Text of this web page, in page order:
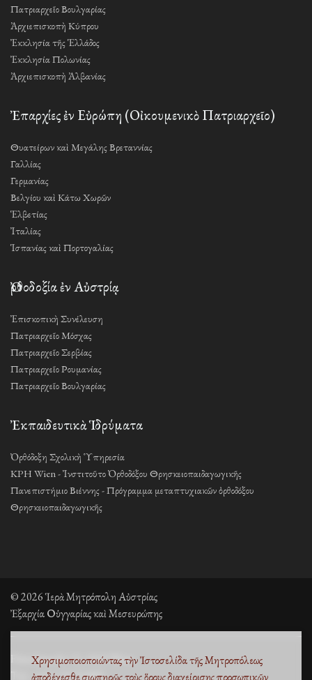
Χρησιμοποιοποιώντας τὴν Ἰστοσελίδα τῆς Μητροπόλεως
ἀποδέχεσθε σιωπηρῶς τοὺςὅρους διαχείρισης προσωπικῶν
Πατριαρχεῖο Βουλγαρίας
Ἀρχιεπισκοπὴ Κύπρου
Ἐκκλησία τῆς Ἑλλάδος
Ἐκκλησία Πολωνίας
Ἀρχιεπισκοπὴ Ἀλβανίας
Ἐπαρχίες ἐν Εὐρώπη (Οἰκουμενικὸ Πατριαρχεῖο)
Θυατείρων καὶ Μεγάλης Βρεταννίας
Γαλλίας
Γερμανίας
Βελγίου καὶ Κάτω Χωρῶν
Ἑλβετίας
Ἰταλίας
Ἱσπανίας καὶ Πορτογαλίας
Ὀρθοδοξία ἐν Αὐστρίᾳ
Ἐπισκοπικὴ Συνέλευση
Πατριαρχεῖο Μόσχας
Πατριαρχεῖο Σερβίας
Πατριαρχεῖο Ρουμανίας
Πατριαρχεῖο Βουλγαρίας
Ἐκπαιδευτικὰ Ἱδρύματα
Ὀρθόδοξη Σχολικὴ Ὑπηρεσία
KPH Wien - Ἰνστιτοῦτο Ὀρθοδόξου Θρησκειοπαιδαγωγικῆς
Πανεπιστήμιο Βιέννης - Πρόγραμμα μεταπτυχιακῶν ὀρθοδόξου
Θρησκειοπαιδαγωγικῆς
© 2026 Ἱερὰ Μητρόπολη Αὐστρίας
Ἐξαρχία Οὑγγαρίας καὶ Μεσευρώπης
Fleischmarkt 13, 1010 Wien
Τηλ. +43 1 53 33 889